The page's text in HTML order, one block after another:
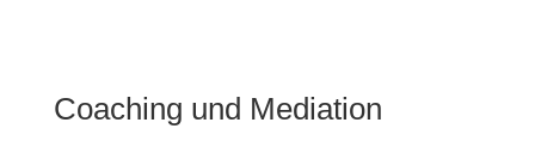
Coaching und Mediation